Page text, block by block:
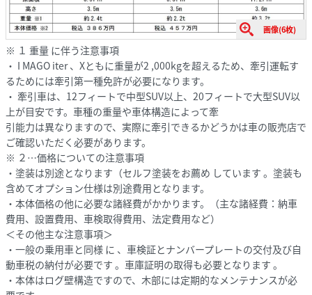
画像(6枚)
※ １ 重量 に伴う注意事項
・ I MAGO iter 、Xともに重量が2 ,000kgを超えるため、牽引運転す
るためには牽引第一種免許が必要になります。
・ 牽引車は、12フィートで中型SUV以上、20フィートで大型SUV以
上が目安です。車種の重量や車体構造によって牽
引能力は異なりますので、実際に牽引できるかどうかは車の販売店で
ご確認いただく必要があります。
※ ２…価格についての注意事項
・塗装は別途となります（セルフ塗装をお薦め しています 。塗装も
含めてオプション仕様は別途費用となります。
・本体価格の他に必要な諸経費がかかります。（主な諸経費：納車
費用、設置費用、車検取得費用、法定費用など）
＜その他主な注意事項＞
・一般の乗用車と同様 に 、車検証とナンバープレートの交付及び自
動車税の納付が必要です 。車庫証明の取得も必要となります 。
・本体はログ壁構造ですので、木部には定期的なメンテナンスが必